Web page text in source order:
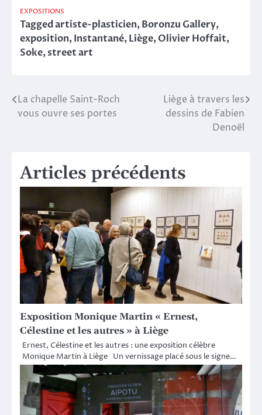
EXPOSITIONS
Taggedartiste-plasticien,Boronzu Gallery,
exposition,Instantané,Liège,Olivier Hoffait,
Soke,street art
Navigation
La chapelle Saint-Roch
vous ouvre ses portes
Liège à travers les
dessins de Fabien
Denoël
Articles précédents
Exposition Monique Martin « Ernest,
Célestine et les autres » à Liège
Ernest, Célestine et les autres : une exposition célèbre
Monique Martin à Liège Un vernissage placé sous le signe…